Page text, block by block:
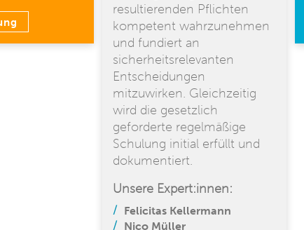
resultierenden Pflichten
kompetent wahrzunehmen
und fundiert an
sicherheitsrelevanten
Entscheidungen
mitzuwirken. Gleichzeitig
wird die gesetzlich
geforderte regelmäßige
Schulung initial erfüllt und
dokumentiert.
Unsere Expert:innen:
Felicitas Kellermann
Nico Müller